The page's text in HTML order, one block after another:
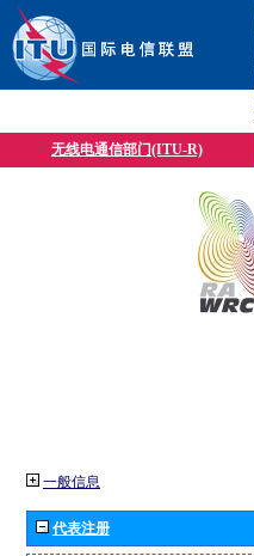
无线电通信部门(ITU-R)
一般信息
代表注册